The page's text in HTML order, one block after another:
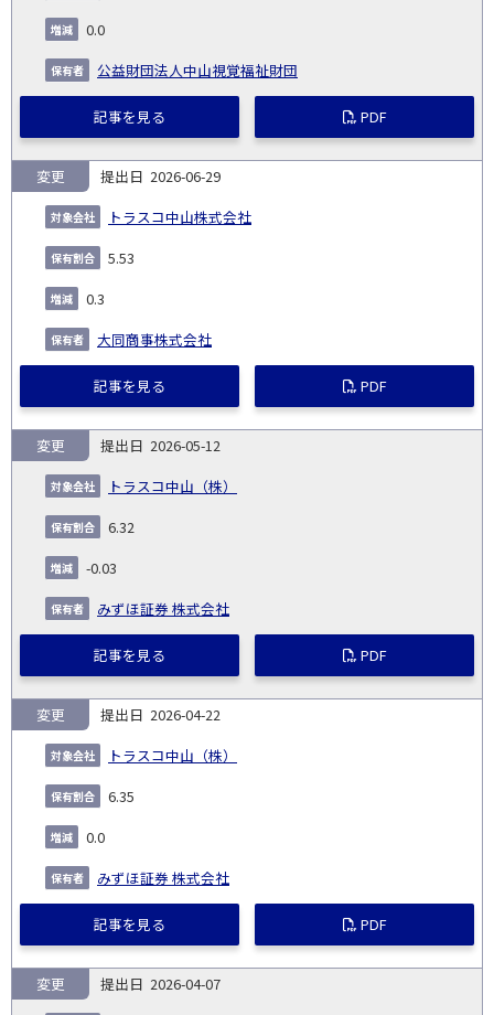
0.0
公益財団法人中山視覚福祉財団
記事を見る PDF
2026-06-29
トラスコ中山株式会社
変更
5.53
0.3
大同商事株式会社
記事を見る PDF
2026-05-12
トラスコ中山（株）
変更
6.32
-0.03
みずほ証券 株式会社
記事を見る PDF
2026-04-22
トラスコ中山（株）
変更
6.35
0.0
みずほ証券 株式会社
記事を見る PDF
2026-04-07
変更